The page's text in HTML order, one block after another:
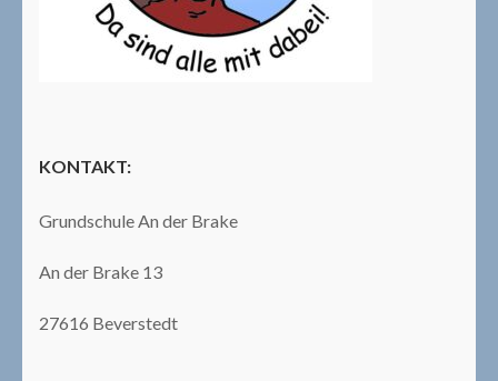
KONTAKT:
Grundschule An der Brake
An der Brake 13
27616 Beverstedt